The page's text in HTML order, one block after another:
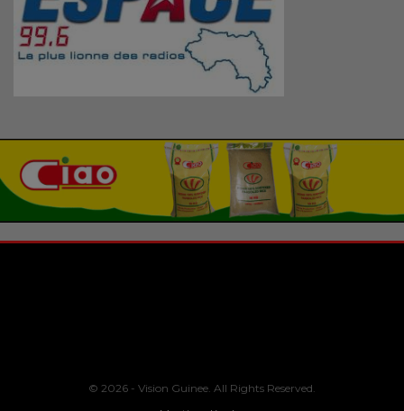
© 2026 - Vision Guinee. All Rights Reserved.